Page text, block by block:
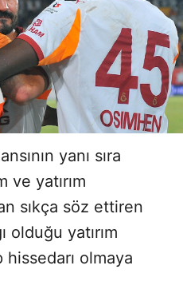
yanı sıra
yatırım
sıkça söz ettiren
olduğu yatırım
olmaya